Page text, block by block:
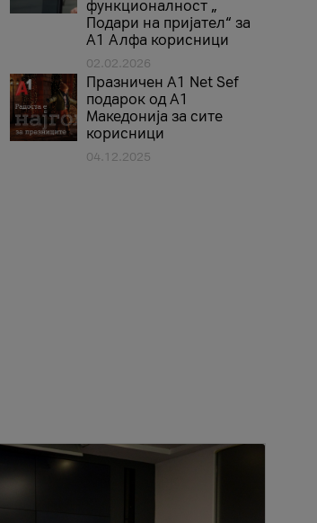
функционалност „
Подари на пријател“ за
А1 Алфа корисници
02.02.2026
Празничен A1 Net Sеf
подарок од А1
Македонија за сите
корисници
04.12.2025